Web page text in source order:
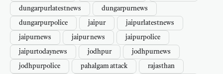
dungarpurlatestnews dungarpurnews
dungarpurpolice jaipur jaipurlatestnews
jaipurnews jaipur news jaipurpolice
jaipurtodaynews jodhpur jodhpurnews
jodhpurpolice pahalgam attack rajasthan